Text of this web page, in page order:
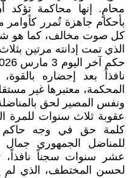
محامٍ. إنها محاكمة
بأحكام جاهزة تُمرر
كل صوت مخالف، كما هو
الذي تمت إدانته مرتين
نافذاً بعد إحضاره
المحكمة، معتبرها غير
ونفس المصير لحق
عقوبة ثلاث سنوات للمرة
كلمة حق في وجه حاكم
للمناضل الجمهوري
عشر سنوات سجناً نافذاً،